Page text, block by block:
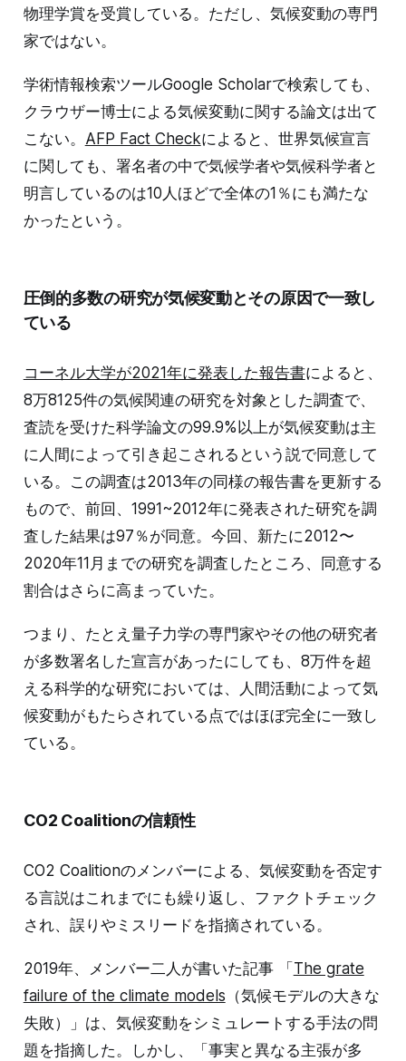
物理学賞を受賞している。ただし、気候変動の専門
家ではない。
学術情報検索ツールGoogle Scholarで検索しても、
クラウザー博士による気候変動に関する論文は出て
こない。 AFP Fact Checkによると、世界気候宣言
に関しても、署名者の中で気候学者や気候科学者と
明言しているのは10人ほどで全体の1％にも満たな
かったという。
圧倒的多数の研究が気候変動とその原因で一致し
ている
コーネル大学が2021年に発表した報告書によると、
8万8125件の気候関連の研究を対象とした調査で、
査読を受けた科学論文の99.9%以上が気候変動は主
に人間によって引き起こされるという説で同意して
いる。この調査は2013年の同様の報告書を更新する
もので、前回、1991~2012年に発表された研究を調
査した結果は97％が同意。今回、新たに2012〜
2020年11月までの研究を調査したところ、同意する
割合はさらに高まっていた。
つまり、たとえ量子力学の専門家やその他の研究者
が多数署名した宣言があったにしても、8万件を超
える科学的な研究においては、人間活動によって気
候変動がもたらされている点ではほぼ完全に一致し
ている。
CO2 Coalitionの信頼性
CO2 Coalitionのメンバーによる、気候変動を否定す
る言説はこれまでにも繰り返し、ファクトチェック
され、誤りやミスリードを指摘されている。
2019年、メンバー二人が書いた記事 「 The grate
failure of the climate models （気候モデルの大きな
失敗）」は、気候変動をシミュレートする手法の問
題を指摘した。しかし、「事実と異なる主張が多